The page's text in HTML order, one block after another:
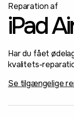
Reparation af
iPad
Har du fået
kvalitets-
Se tilgængelige